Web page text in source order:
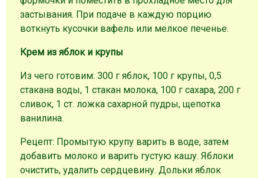
застывания. При подаче в каждую порцию
воткнуть кусочки вафель или мелкое печенье.
Крем из яблок и крупы
Из чего готовим: 300 г яблок, 100 г крупы, 0,5
стакана воды, 1 стакан молока, 100 г сахара, 200 г
сливок, 1 ст. ложка сахарной пудры, щепотка
ванилина.
Рецепт: Промытую крупу варить в воде, затем
добавить молоко и варить густую кашу. Яблоки
очистить, удалить сердцевину. Дольки яблок